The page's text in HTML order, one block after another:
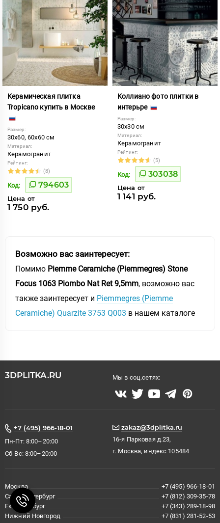
Керамическая плитка
Tropicano купить в Москве
Размер:
30x60, 60x60 см
Материал:
Керамогранит
Рейтинг:
(8)
Код: 794603
Цена от
1 750 руб.
Коллиано фото плитки в
интерьре
Размер:
30x30 см
Материал:
Керамогранит
Рейтинг:
(5)
Код: 303038
Цена от
1 141 руб.
Возможно вас заинтересует:
Помимо Piemme Ceramiche (Piemmegres) Stone
Focus 1063 Piombo Nat Ret 9,5mm, возможно вас
также заинтересует и Piemmegres (Piemme
Ceramiche) Quarzite 3753 Q003 в нашем каталоге
3DPLITKA.RU Мы в соц.сетях:
+7 (495) 966-18-01
Пн-Пт: 8:00–20:00
Сб-Вс: 8:00–20:00
zakaz@3dplitka.ru
16-я Парковая д.23,
г. Москва, индекс 105484
Москва
+7 (495) 966-18-01
Санкт-Петербург
+7 (812) 309-35-78
Екатеринбург
+7 (343) 289-18-98
Нижний Новгород
+7 (831) 281-52-53